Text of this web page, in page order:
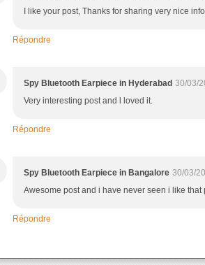
I like your post, Thanks for sharing very nice
Répondre
Spy Bluetooth Earpiece in Hyderabad 30/03/
Very interesting post and l loved it.
Répondre
Spy Bluetooth Earpiece in Bangalore 30/03/
Awesome post and i have never seen i like that
Répondre